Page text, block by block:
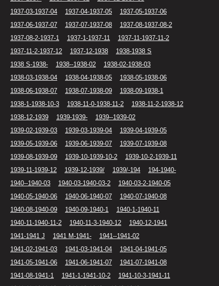
1937-03-1937-04
1937-04-1937-05
1937-05-1937-06
1937-06-1937-07
1937-07-1937-08
1937-08-1937-08-2
1937-08-2-1937-1
1937-1-1937-11
1937-11-1937-11-2
1937-11-2-1937-12
1937-12-1938
1938-1938 S
1938 S-1938-
1938--1938-02
1938-02-1938-03
1938-03-1938-04
1938-04-1938-05
1938-05-1938-06
1938-06-1938-07
1938-07-1938-09
1938-09-1938-1
1938-1-1938-10-3
1938-11-0-1938-11-2
1938-11-2-1938-12
1938-12-1939
1939-1939-
1939--1939-02
1939-02-1939-03
1939-03-1939-04
1939-04-1939-05
1939-05-1939-06
1939-06-1939-07
1939-07-1939-08
1939-08-1939-09
1939-10-1939-10-2
1939-10-2-1939-11
1939-11-1939-12
1939-12-1939/ 1939/-194
194-1940-
1940--1940-03
1940-03-1940-03-2
1940-03-2-1940-05
1940-05-1940-06
1940-06-1940-07
1940-07-1940-08
1940-08-1940-09
1940-09-1940-1
1940-1-1940-11
1940-11-1940-11-2
1940-11-3-1940-12
1940-12-1941
1941-1941 J
1941 M-1941-
1941--1941-02
1941-02-1941-03
1941-03-1941-04
1941-04-1941-05
1941-05-1941-06
1941-06-1941-07
1941-07-1941-08
1941-08-1941-1
1941-1-1941-10-2
1941-10-3-1941-11